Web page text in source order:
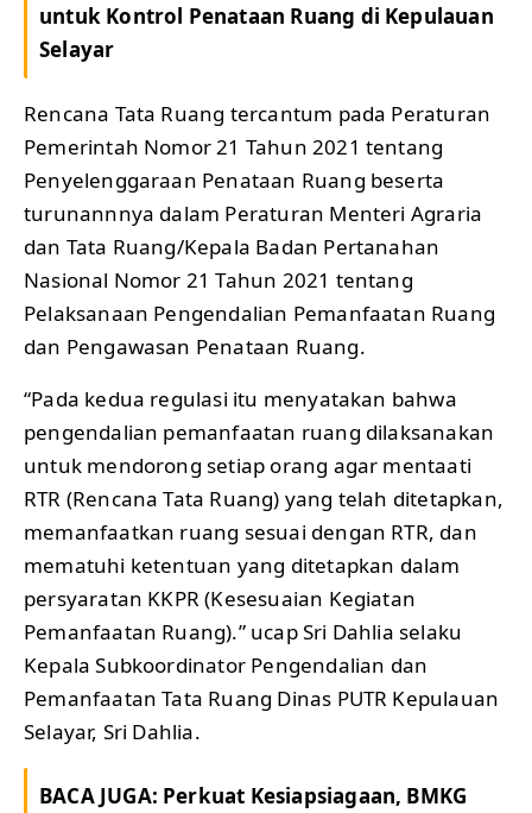
untuk Kontrol Penataan Ruang di Kepulauan
Selayar
Rencana Tata Ruang tercantum pada Peraturan
Pemerintah Nomor 21 Tahun 2021 tentang
Penyelenggaraan Penataan Ruang beserta
turunannnya dalam Peraturan Menteri Agraria
dan Tata Ruang/Kepala Badan Pertanahan
Nasional Nomor 21 Tahun 2021 tentang
Pelaksanaan Pengendalian Pemanfaatan Ruang
dan Pengawasan Penataan Ruang.
“Pada kedua regulasi itu menyatakan bahwa
pengendalian pemanfaatan ruang dilaksanakan
untuk mendorong setiap orang agar mentaati
RTR (Rencana Tata Ruang) yang telah ditetapkan,
memanfaatkan ruang sesuai dengan RTR, dan
mematuhi ketentuan yang ditetapkan dalam
persyaratan KKPR (Kesesuaian Kegiatan
Pemanfaatan Ruang).” ucap Sri Dahlia selaku
Kepala Subkoordinator Pengendalian dan
Pemanfaatan Tata Ruang Dinas PUTR Kepulauan
Selayar, Sri Dahlia.
BACA JUGA: Perkuat Kesiapsiagaan, BMKG